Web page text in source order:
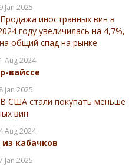
Jan 2025
Продажа иностранных вин в
году увеличилась на 4,7%,
общий спад на рынке
Aug 2024
вайссе
Jan 2025
В США стали покупать меньше
вин
Aug 2024
кабачков
Jan 2025